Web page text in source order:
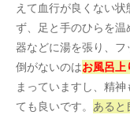
えて血行が良くない
ず、足と手のひらを
器などに湯を張り、
倒がないのはお風呂上
まっていますし、精
ても良いです。 あると